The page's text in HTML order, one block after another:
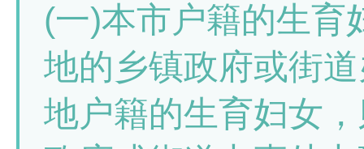
(一)本市户籍的生育
地的乡镇政府或街
地户籍的生育妇女